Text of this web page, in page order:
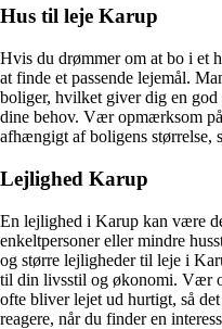
Hus til leje Karup
Hvis du drømmer om at bo i et
at finde et passende lejemål.
boliger, hvilket giver dig en
dine behov. Vær opmærksom
afhængigt af boligens størrelse,
Lejlighed Karup
En lejlighed i Karup kan være
enkeltpersoner eller mindre
og større lejligheder til leje i
til din livsstil og økonomi. Vær
ofte bliver lejet ud hurtigt, så
reagere, når du finder en